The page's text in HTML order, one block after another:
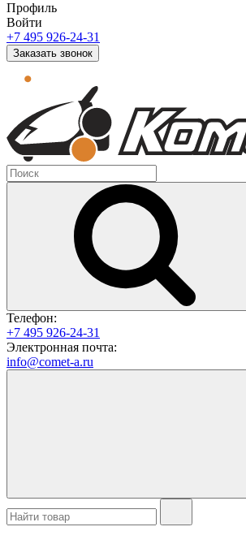
Профиль
Войти
+7 495 926-24-31
Заказать звонок
Телефон:
+7 495 926-24-31
Электронная почта:
info@comet-a.ru